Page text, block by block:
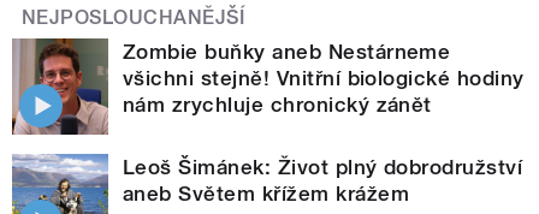
NEJPOSLOUCHANĚJŠÍ
Zombie buňky aneb Nestárneme
všichni stejně! Vnitřní biologické hodiny
nám zrychluje chronický zánět
Leoš Šimánek: Život plný dobrodružství
aneb Světem křížem krážem